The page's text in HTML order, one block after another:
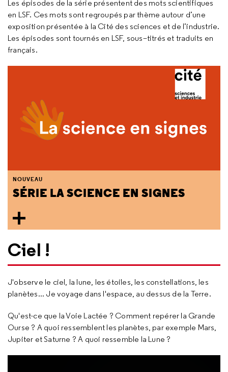
Les épisodes de la série présentent des mots scientifiques
en LSF. Ces mots sont regroupés par thème autour d’une
exposition présentée à la Cité des sciences et de l’industrie.
Les épisodes sont tournés en LSF, sous–titrés et traduits en
français.
SÉRIE LA SCIENCE EN SIGNES
NOUVEAU
Ciel !
J'observe le ciel, la lune, les étoiles, les constellations, les
planètes... Je voyage dans l'espace, au dessus de la Terre.
Qu'est-ce que la Voie Lactée ? Comment repérer la Grande
Ourse ? A quoi ressemblent les planètes, par exemple Mars,
Jupiter et Saturne ? A quoi ressemble la Lune ?